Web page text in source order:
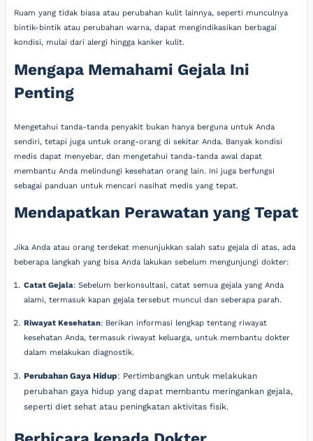
Ruam yang tidak biasa atau perubahan kulit lainnya, seperti munculnya
bintik-bintik atau perubahan warna, dapat mengindikasikan berbagai
kondisi, mulai dari alergi hingga kanker kulit.
Mengapa Memahami Gejala Ini
Penting
Mengetahui tanda-tanda penyakit bukan hanya berguna untuk Anda
sendiri, tetapi juga untuk orang-orang di sekitar Anda. Banyak kondisi
medis dapat menyebar, dan mengetahui tanda-tanda awal dapat
membantu Anda melindungi kesehatan orang lain. Ini juga berfungsi
sebagai panduan untuk mencari nasihat medis yang tepat.
Mendapatkan Perawatan yang Tepat
Jika Anda atau orang terdekat menunjukkan salah satu gejala di atas, ada
beberapa langkah yang bisa Anda lakukan sebelum mengunjungi dokter:
Catat Gejala: Sebelum berkonsultasi, catat semua gejala yang Anda
alami, termasuk kapan gejala tersebut muncul dan seberapa parah.
Riwayat Kesehatan: Berikan informasi lengkap tentang riwayat
kesehatan Anda, termasuk riwayat keluarga, untuk membantu dokter
dalam melakukan diagnostik.
Perubahan Gaya Hidup: Pertimbangkan untuk melakukan
perubahan gaya hidup yang dapat membantu meringankan gejala,
seperti diet sehat atau peningkatan aktivitas fisik.